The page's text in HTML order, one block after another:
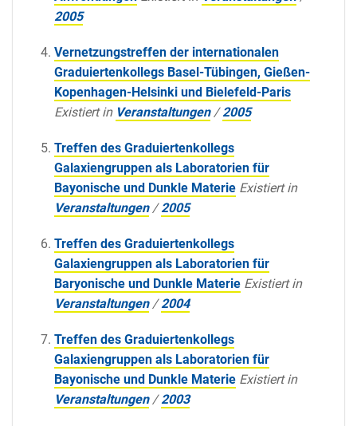
2005
Vernetzungstreffen der internationalen
Graduiertenkollegs Basel-Tübingen, Gießen-
Kopenhagen-Helsinki und Bielefeld-Paris
Existiert in Veranstaltungen /2005
Treffen des Graduiertenkollegs
Galaxiengruppen als Laboratorien für
Bayonische und Dunkle Materie Existiert in
Veranstaltungen /2005
Treffen des Graduiertenkollegs
Galaxiengruppen als Laboratorien für
Baryonische und Dunkle Materie Existiert in
Veranstaltungen /2004
Treffen des Graduiertenkollegs
Galaxiengruppen als Laboratorien für
Bayonische und Dunkle Materie Existiert in
Veranstaltungen /2003